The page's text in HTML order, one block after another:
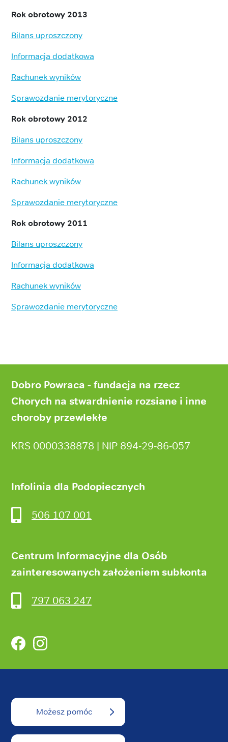
Rok obrotowy 2013
Bilans uproszczony
Informacja dodatkowa
Rachunek wyników
Sprawozdanie merytoryczne
Rok obrotowy 2012
Bilans uproszczony
Informacja dodatkowa
Rachunek wyników
Sprawozdanie merytoryczne
Rok obrotowy 2011
Bilans uproszczony
Informacja dodatkowa
Rachunek wyników
Sprawozdanie merytoryczne
stronyDobro Powraca - fundacja na rzecz
Chorych na stwardnienie rozsiane i inne
choroby przewlekłe
KRS 0000338878 | NIP 894‑29‑86‑057
Infolinia dla Podopiecznych
506 107 001
Centrum Informacyjne dla Osób
zainteresowanych założeniem subkonta
797 063 247
FacebookInstagram
Możesz pomóc